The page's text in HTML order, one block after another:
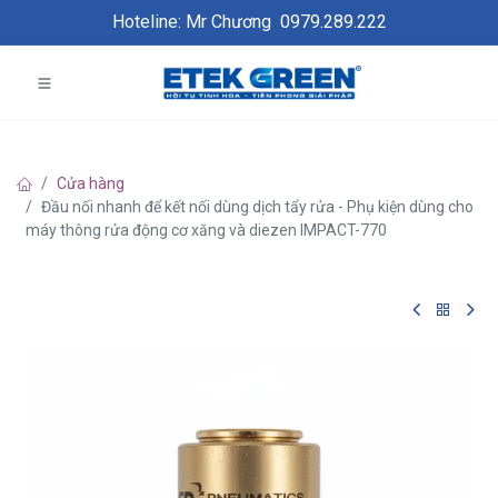
Hoteline: Mr Chương 0979.289.222
Cửa hàng
Đầu nối nhanh để kết nối dùng dịch tẩy rửa - Phụ kiện dùng cho
máy thông rửa động cơ xăng và diezen IMPACT-770